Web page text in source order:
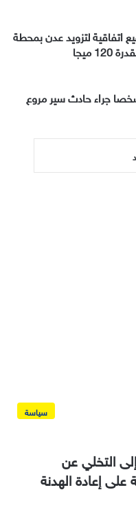
اتفاقية لتزويد عدن بمحطة
ميجا
وإصابة 17 شخصا جراء حادث سير مروع
سياسة
التخلي عن
إعادة الهدنة